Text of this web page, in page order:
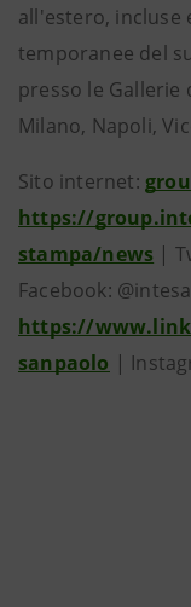
all'estero, incluse
temporanee del
presso le Gallerie
Milano, Napoli,
Sito internet:
https://
stampa/news |
Facebook:
https://
sanpaolo |